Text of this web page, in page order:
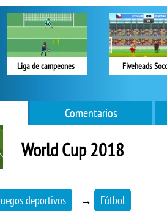
Liga de campeones Fiveheads
Comentarios
World Cup 2018
deportivos → Fútbol